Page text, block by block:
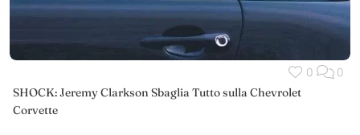
0 0
SHOCK: Jeremy Clarkson Sbaglia Tutto sulla Chevrolet
Corvette